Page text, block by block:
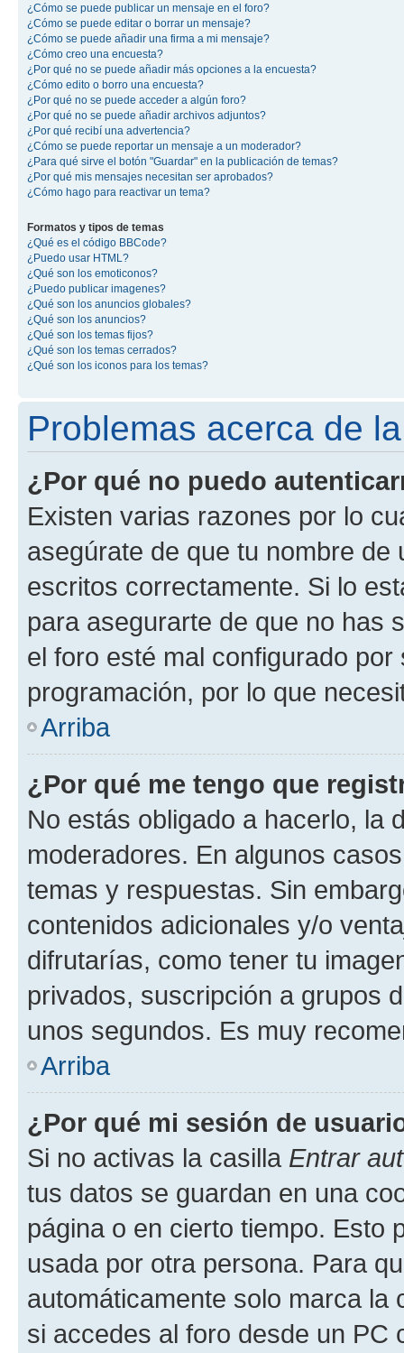
¿Cómo se puede publicar un mensaje en el foro?
¿Cómo se puede editar o borrar un mensaje?
¿Cómo se puede añadir una firma a mi mensaje?
¿Cómo creo una encuesta?
¿Por qué no se puede añadir más opciones a la encuesta?
¿Cómo edito o borro una encuesta?
¿Por qué no se puede acceder a algún foro?
¿Por qué no se puede añadir archivos adjuntos?
¿Por qué recibí una advertencia?
¿Cómo se puede reportar un mensaje a un moderador?
¿Para qué sirve el botón "Guardar" en la publicación de temas?
¿Por qué mis mensajes necesitan ser aprobados?
¿Cómo hago para reactivar un tema?
Formatos y tipos de temas
¿Qué es el código BBCode?
¿Puedo usar HTML?
¿Qué son los emoticonos?
¿Puedo publicar imagenes?
¿Qué son los anuncios globales?
¿Qué son los anuncios?
¿Qué son los temas fijos?
¿Qué son los temas cerrados?
¿Qué son los iconos para los temas?
Problemas acerca de
¿Por qué no puedo
Existen varias razones por lo
asegúrate de que tu nombre
escritos correctamente. Si lo
para asegurarte de que no has
el foro esté mal configurado
programación, por lo que
Arriba
¿Por qué me tengo que
No estás obligado a hacerlo, la
moderadores. En algunos
temas y respuestas. Sin
contenidos adicionales y/o
difrutarías, como tener tu
privados, suscripción a grupos
unos segundos. Es muy
Arriba
¿Por qué mi sesión de
Si no activas la casilla Entrar
tus datos se guardan en una
página o en cierto tiempo. Esto
usada por otra persona. Para
automáticamente solo marca la
si accedes al foro desde un PC